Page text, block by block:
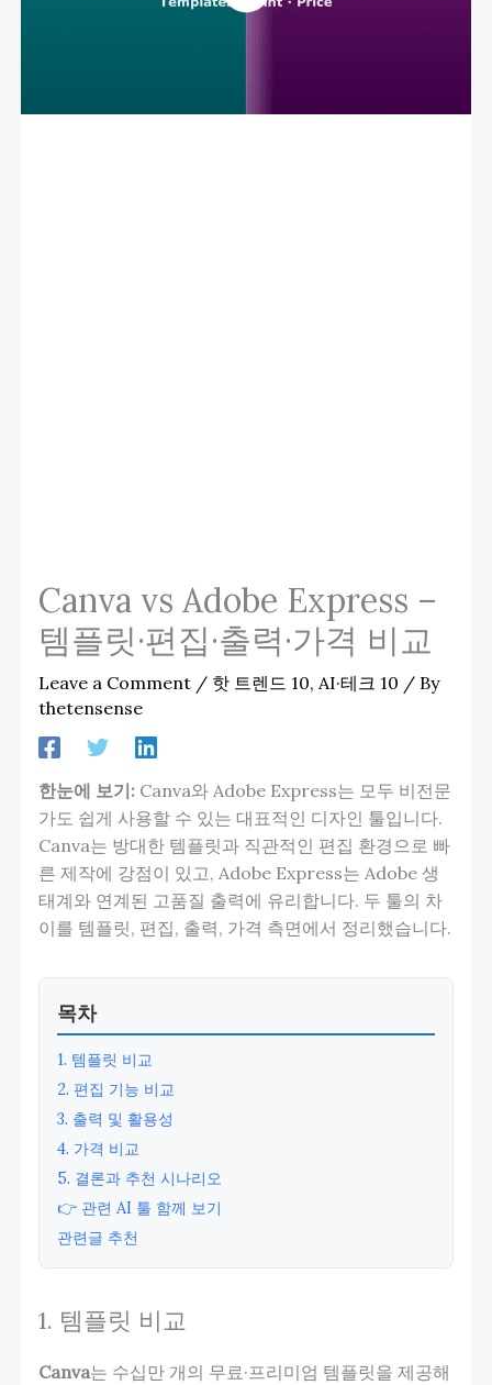
Canva vs Adobe Express –
템플릿·편집·출력·가격 비교
Leave a Comment / 핫 트렌드 10, AI·테크 10 / By
thetensense
한눈에 보기:Canva와 Adobe Express는 모두 비전문
가도 쉽게 사용할 수 있는 대표적인 디자인 툴입니다.
Canva는 방대한 템플릿과 직관적인 편집 환경으로 빠
른 제작에 강점이 있고, Adobe Express는 Adobe 생
태계와 연계된 고품질 출력에 유리합니다. 두 툴의 차
이를 템플릿, 편집, 출력, 가격 측면에서 정리했습니다.
목차
1. 템플릿 비교
2. 편집 기능 비교
3. 출력 및 활용성
4. 가격 비교
5. 결론과 추천 시나리오
👉 관련 AI 툴 함께 보기
관련글 추천
1. 템플릿 비교
Canva는 수십만 개의 무료·프리미엄 템플릿을 제공해